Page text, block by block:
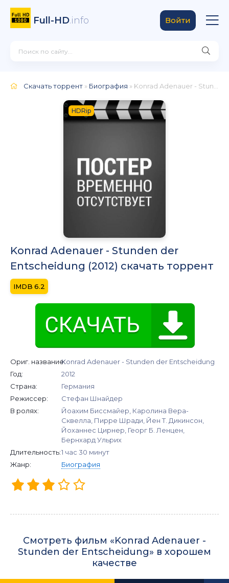
Full-HD.info Войти
Скачать торрент » Биография » Konrad Adenauer - Stunden der Entscheidung
HDRip
Konrad Adenauer - Stunden der
Entscheidung (2012) скачать торрент
6.2
Ориг. название:Konrad Adenauer - Stunden der Entscheidung
Год:
2012
Страна:
Германия
Режиссер:
Стефан Шнайдер
В ролях:
Йоахим Биссмайер, Каролина Вера-
Сквелла, Пирре Шради, Йен Т. Дикинсон,
Йоханнес Цирнер, Георг Б. Ленцен,
Бернхард Ульрих
Длительность:1 час 30 минут
Жанр:
Биография
Смотреть фильм «Konrad Adenauer -
Stunden der Entscheidung» в хорошем
качестве